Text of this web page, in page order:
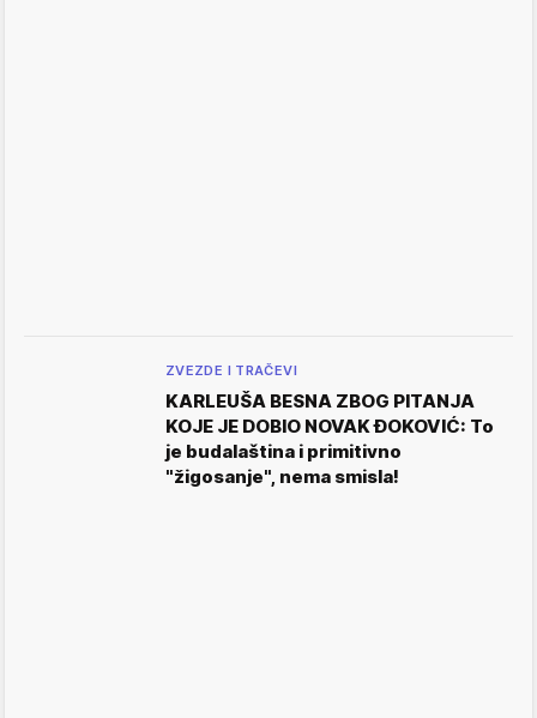
ZVEZDE I TRAČEVI
KARLEUŠA BESNA ZBOG PITANJA
KOJE JE DOBIO NOVAK ĐOKOVIĆ: To
je budalaština i primitivno
"žigosanje", nema smisla!